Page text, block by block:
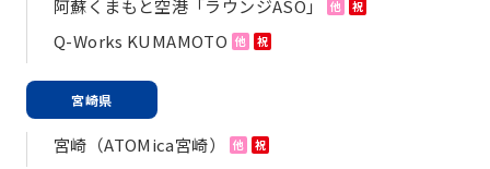
阿蘇くまもと空港「ラウンジASO」 他 祝
Q-Works KUMAMOTO 他 祝
宮崎県
宮崎（ATOMica宮崎） 他 祝